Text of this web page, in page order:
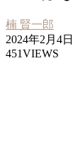
楠 賢一郎
2024年2月4日
451VIEWS